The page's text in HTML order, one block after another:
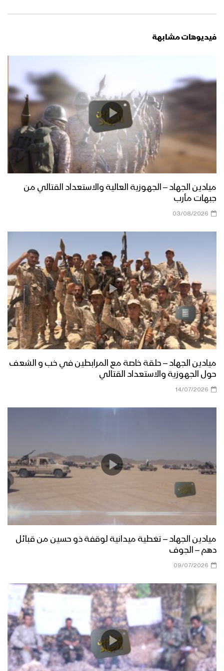
فيديوهات مشابهة
ميادين الجهاد – الجهوزية العالية والاستعداد القتالي من
جبهات مأرب
03/08/2026
ميادين الجهاد – حلقة خاصة مع المرابطين في خب و الشعف
حول الجهوزية والاستعداد القتالي
14/07/2026
ميادين الجهاد – تغطية ميدانية لوقفة ذو حسين من قبائل
دهم – الجوف
09/07/2026